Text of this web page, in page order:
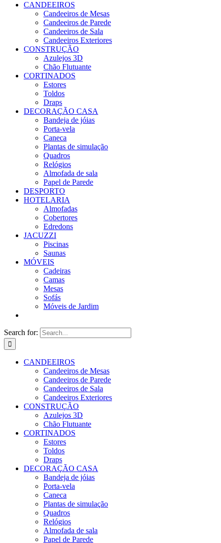
CANDEEIROS
Candeeiros de Mesas
Candeeiros de Parede
Candeeiros de Sala
Candeeiros Exteriores
CONSTRUÇÃO
Azulejos 3D
Chão Flutuante
CORTINADOS
Estores
Toldos
Draps
DECORAÇÃO CASA
Bandeja de jóias
Porta-vela
Caneca
Plantas de simulação
Quadros
Relógios
Almofada de sala
Papel de Parede
DESPORTO
HOTELARIA
Almofadas
Cobertores
Edredons
JACUZZI
Piscinas
Saunas
MÓVEIS
Cadeiras
Camas
Mesas
Sofás
Móveis de Jardim
Search for:
CANDEEIROS
Candeeiros de Mesas
Candeeiros de Parede
Candeeiros de Sala
Candeeiros Exteriores
CONSTRUÇÃO
Azulejos 3D
Chão Flutuante
CORTINADOS
Estores
Toldos
Draps
DECORAÇÃO CASA
Bandeja de jóias
Porta-vela
Caneca
Plantas de simulação
Quadros
Relógios
Almofada de sala
Papel de Parede